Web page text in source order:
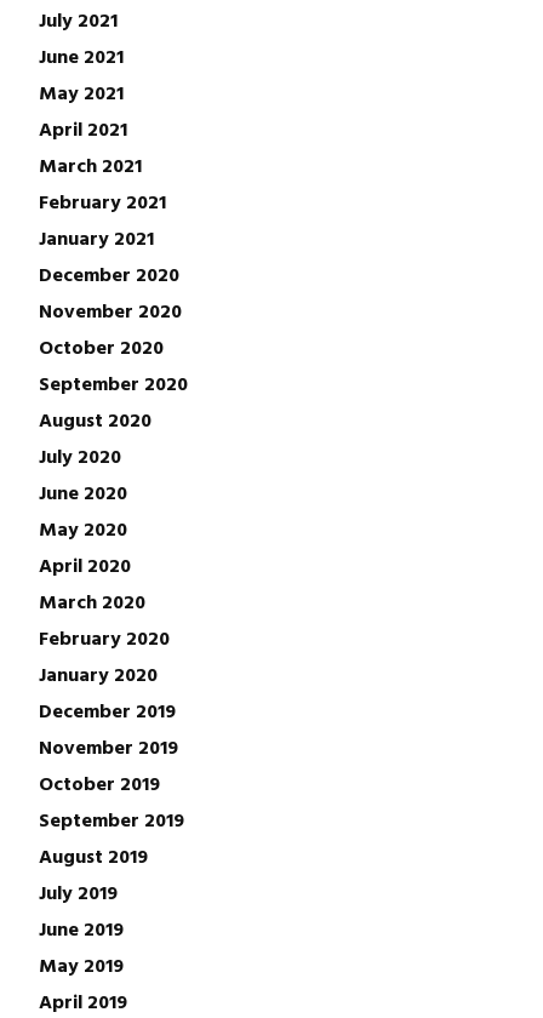
July 2021
June 2021
May 2021
April 2021
March 2021
February 2021
January 2021
December 2020
November 2020
October 2020
September 2020
August 2020
July 2020
June 2020
May 2020
April 2020
March 2020
February 2020
January 2020
December 2019
November 2019
October 2019
September 2019
August 2019
July 2019
June 2019
May 2019
April 2019